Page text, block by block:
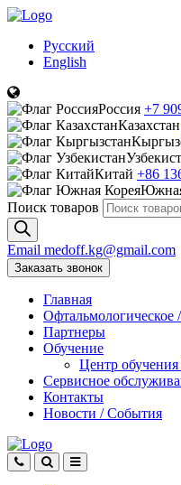
Русский
English
Россия +7
Казахстан
Китай +86
Поиск товаров
Email medoff.kg@gmail.com
Заказать звонок
Главная
Офтальмологическое /
Партнеры
Обучение
Центр
Сервисное
Контакты
Новости / События